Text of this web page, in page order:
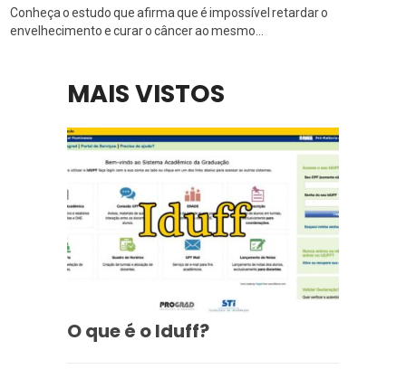
Conheça o estudo que afirma que é impossível retardar o
envelhecimento e curar o câncer ao mesmo...
MAIS VISTOS
O que é o Iduff?